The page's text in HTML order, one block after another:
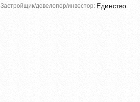
Застройщик/девелопер/инвестор: Единство